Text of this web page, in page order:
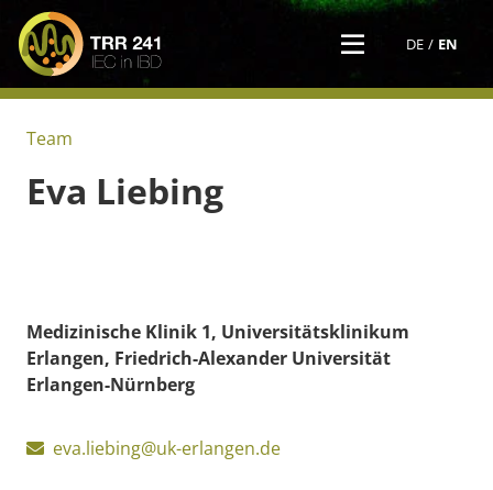
DE EN
Team
Eva Liebing
Medizinische Klinik 1, Universitätsklinikum
Erlangen, Friedrich-Alexander Universität
Erlangen-Nürnberg
eva.liebing@uk-erlangen.de